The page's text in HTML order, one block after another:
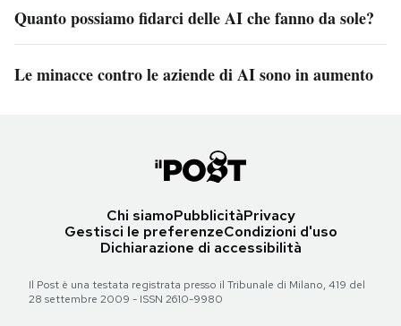
Quanto possiamo fidarci delle AI che fanno da sole?
Le minacce contro le aziende di AI sono in aumento
Chi siamoPubblicitàPrivacy
Gestisci le preferenzeCondizioni d'uso
Dichiarazione di accessibilità
Il Post è una testata registrata presso il Tribunale di Milano, 419 del
28 settembre 2009 - ISSN 2610-9980